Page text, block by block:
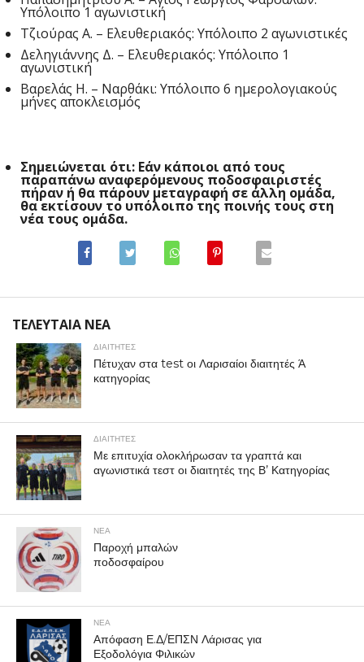
Υπόλοιπο 1 αγωνιστική
Τζιούρας Α. – Ελευθεριακός: Υπόλοιπο 2 αγωνιστικές
Δεληγιάννης Δ. – Ελευθεριακός: Υπόλοιπο 1
αγωνιστική
Βαρελάς Η. – Ναρθάκι: Υπόλοιπο 6 ημερολογιακούς
μήνες αποκλεισμός
Σημειώνεται ότι: Εάν κάποιοι από τους
παραπάνω αναφερόμενους ποδοσφαιριστές
πήραν ή θα πάρουν μεταγραφή σε άλλη ομάδα,
θα εκτίσουν το υπόλοιπο της ποινής τους στη
νέα τους ομάδα.
ΤΕΛΕΥΤΑΙΑ ΝΕΑ
ΔΙΑΙΤΗΤΕΣ
Πέτυχαν στα test οι Λαρισαίοι διαιτητές Ά
κατηγορίας
ΔΙΑΙΤΗΤΕΣ
Με επιτυχία ολοκλήρωσαν τα γραπτά και
αγωνιστικά τεστ οι διαιτητές της Β’ Κατηγορίας
ΝΕΑ
Παροχή μπαλών
ποδοσφαίρου
ΝΕΑ
Απόφαση Ε.Δ/ΕΠΣΝ Λάρισας για
Εξοδολόγια Φιλικών